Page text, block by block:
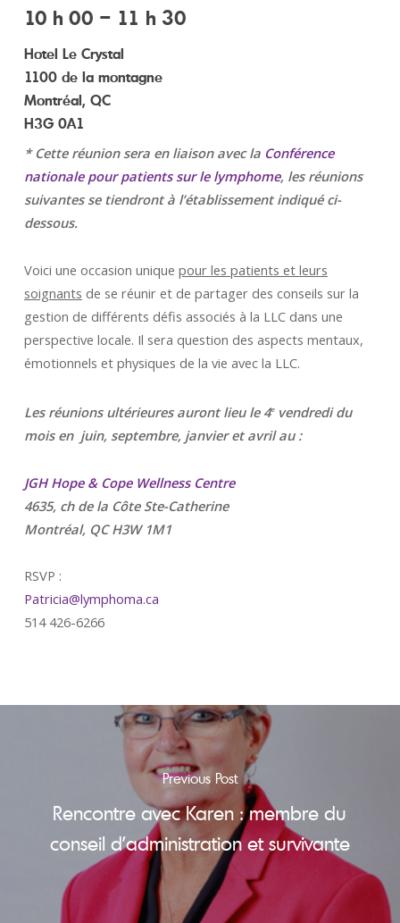
10 h 00 – 11 h 30
Hotel Le Crystal
1100 de la montagne
Montréal, QC
H3G 0A1
* Cette réunion sera en liaison avec la Conférence
nationale pour patients sur le lymphome, les réunions
suivantes se tiendront à l’établissement indiqué ci-
dessous.
Voici une occasion unique pour les patients et leurs
soignants de se réunir et de partager des conseils sur la
gestion de différents défis associés à la LLC dans une
perspective locale. Il sera question des aspects mentaux,
émotionnels et physiques de la vie avec la LLC.
Les réunions ultérieures auront lieu le 4evendredi du
mois en juin, septembre, janvier et avril au :
JGH Hope & Cope Wellness Centre
4635, ch de la Côte Ste-Catherine
Montréal, QC H3W 1M1
RSVP :
Patricia@lymphoma.ca
514 426-6266
Previous Post
Rencontre avec Karen : membre du
conseil d’administration et survivante